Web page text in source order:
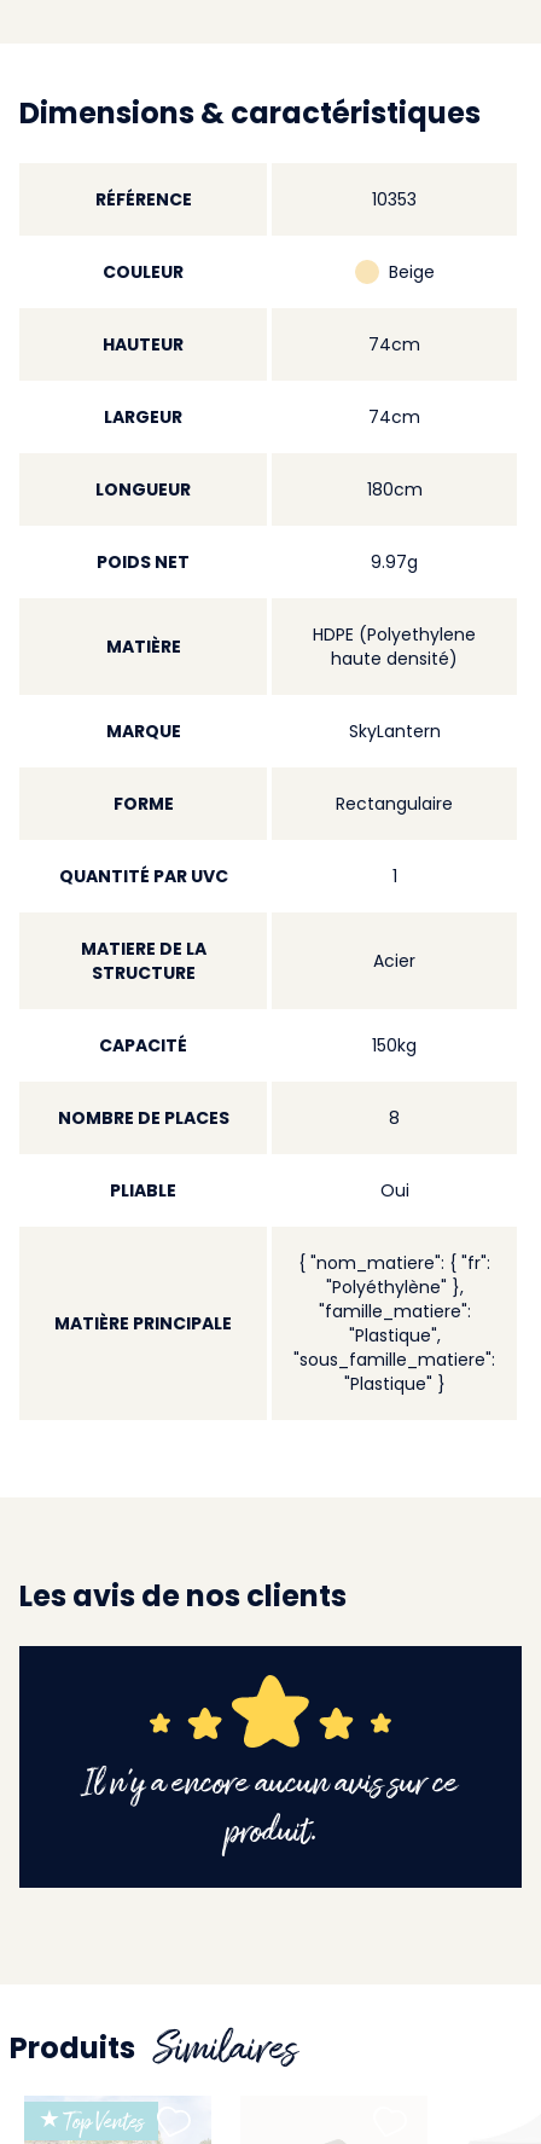
Dimensions & caractéristiques
RÉFÉRENCE 10353
COULEUR Beige
HAUTEUR 74cm
LARGEUR 74cm
LONGUEUR 180cm
POIDS NET 9.97g
MATIÈRE
HDPE (Polyethylene
haute densité)
MARQUE SkyLantern
FORME Rectangulaire
QUANTITÉ PAR UVC 1
MATIERE DE LA
STRUCTURE
Acier
CAPACITÉ 150kg
NOMBRE DE PLACES 8
PLIABLE Oui
MATIÈRE PRINCIPALE
{ "nom_matiere": { "fr":
"Polyéthylène" },
"famille_matiere":
"Plastique",
"sous_famille_matiere":
"Plastique" }
Les avis de nos clients
Il n'y a encore aucun avis sur ce
produit.
Produits Similaires
★ Top Ventes